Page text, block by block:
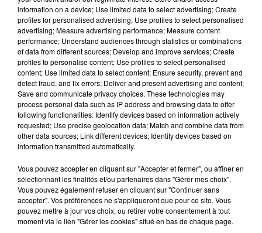
4 août 2026
HÉRAULT, PYRÉNÉES-ORIENTALES : TROIS
SPOTS DE SNORKELING À EXPLORER...
complexes pour observer la vie sous-marine. Cet été, un
masque, un tuba et une paire de palmes...
information on a device; Use limited data to select advertising; Create
profiles for personalised advertising; Use profiles to select personalised
advertising; Measure advertising performance; Measure content
performance; Understand audiences through statistics or combinations
of data from different sources; Develop and improve services; Create
profiles to personalise content; Use profiles to select personalised
content; Use limited data to select content; Ensure security, prevent and
detect fraud, and fix errors; Deliver and present advertising and content;
Save and communicate privacy choices. These technologies may
process personal data such as IP address and browsing data to offer
following functionalities: Identify devices based on information actively
requested; Use precise geolocation data; Match and combine data from
other data sources; Link different devices; Identify devices based on
information transmitted automatically.
Vous pouvez accepter en cliquant sur "Accepter et fermer", ou affiner en
sélectionnant les finalités et/ou partenaires dans "Gérer mes choix".
Vous pouvez également refuser en cliquant sur "Continuer sans
accepter". Vos préférences ne s'appliqueront que pour ce site. Vous
pouvez mettre à jour vos choix, ou retirer votre consentement à tout
moment via le lien "Gérer les cookies" situé en bas de chaque page.